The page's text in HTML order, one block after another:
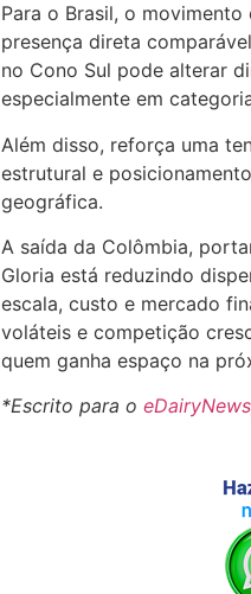
Para o Brasil, o
presença direta
no Cono Sul pode alterar
especialmente em
Além disso, reforça uma
estrutural e
geográfica.
A saída da Colômbia,
Gloria está reduzindo
escala, custo e mercado
voláteis e competição
quem ganha espaço na
*Escrito para o eDairyNews